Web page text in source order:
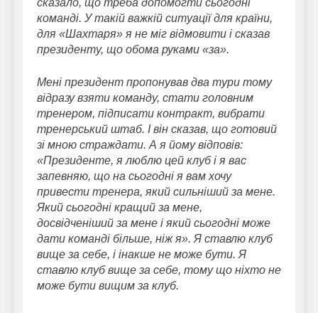
сказало, що треба допомогти сьогодні
команді. У такій важкій ситуації для країни,
для «Шахтаря» я не міг відмовити і сказав
президенту, що обома руками «за».
Мені президент пропонував два тури тому
відразу взяти команду, стати головним
тренером, підписати контракт, вибрати
тренерський штаб. І він сказав, що готовий
зі мною страждати. А я йому відповів:
«Президенте, я люблю цей клуб і я вас
запевняю, що на сьогодні я вам хочу
привести тренера, який сильніший за мене.
Який сьогодні кращий за мене,
досвідченіший за мене і який сьогодні може
дати команді більше, ніж я». Я ставлю клуб
вище за себе, і інакше не може бути. Я
ставлю клуб вище за себе, тому що ніхто не
може бути вищим за клуб.